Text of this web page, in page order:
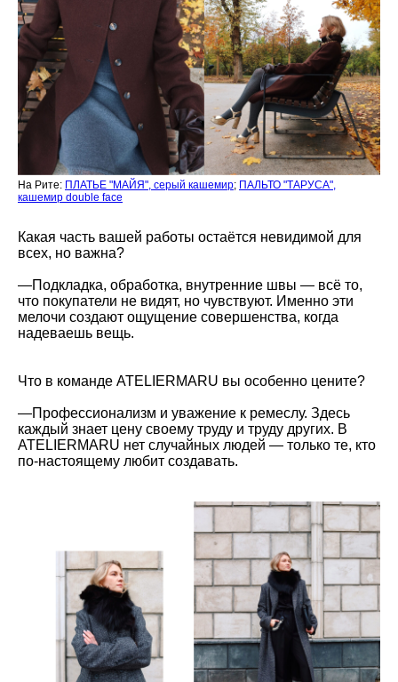
На Рите: ПЛАТЬЕ "МАЙЯ", серый кашемир; ПАЛЬТО "ТАРУСА",
кашемир double face
Какая часть вашей работы остаётся невидимой для
всех, но важна?
—Подкладка, обработка, внутренние швы — всё то,
что покупатели не видят, но чувствуют. Именно эти
мелочи создают ощущение совершенства, когда
надеваешь вещь.
Что в команде ATELIERMARU вы особенно цените?
—Профессионализм и уважение к ремеслу. Здесь
каждый знает цену своему труду и труду других. В
ATELIERMARU нет случайных людей — только те, кто
по-настоящему любит создавать.